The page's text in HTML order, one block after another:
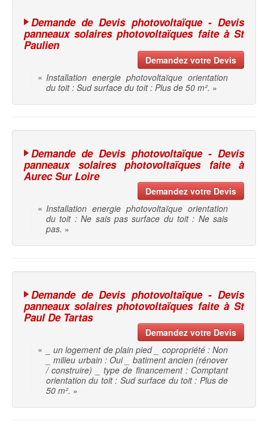
Demande de Devis photovoltaïque - Devis
panneaux solaires photovoltaïques faite à St
Paulien
Demandez votre Devis
« Installation energie photovoltaïque orientation
du toit : Sud surface du toit : Plus de 50 m². »
Demande de Devis photovoltaïque - Devis
panneaux solaires photovoltaïques faite à
Aurec Sur Loire
Demandez votre Devis
« Installation energie photovoltaïque orientation
du toit : Ne sais pas surface du toit : Ne sais
pas. »
Demande de Devis photovoltaïque - Devis
panneaux solaires photovoltaïques faite à St
Paul De Tartas
Demandez votre Devis
«
_ un logement de plain pied _ copropriété : Non
_ milieu urbain : Oui _ batiment ancien (rénover
/ construire) _ type de financement : Comptant
orientation du toit : Sud surface du toit : Plus de
50 m². »